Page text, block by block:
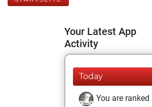
Your Latest App
Activity
Today
You are ranked